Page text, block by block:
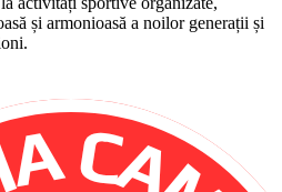
și armonioasă a noilor generații și